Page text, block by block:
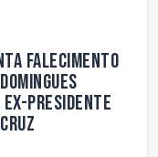
falecimento
ex-presidente